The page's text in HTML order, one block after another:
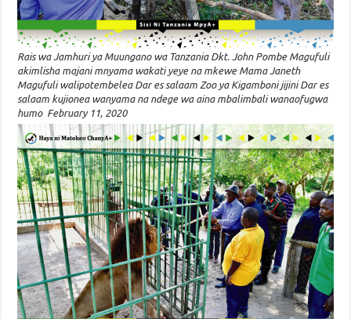
Rais wa Jamhuri ya Muungano wa Tanzania Dkt. John Pombe Magufuli
akimlisha majani mnyama wakati yeye na mkewe Mama Janeth
Magufuli walipotembelea Dar es salaam Zoo ya Kigamboni jijini Dar es
salaam kujionea wanyama na ndege wa aina mbalimbali wanaofugwa
humo February 11, 2020